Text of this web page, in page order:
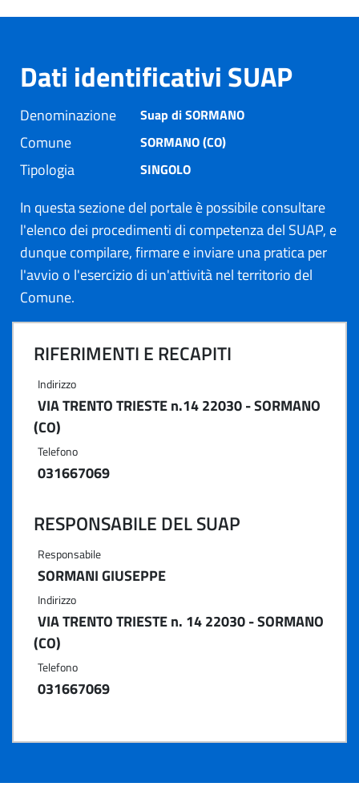
Dati identificativi SUAP
Denominazione Suap di SORMANO
Comune SORMANO (CO)
Tipologia SINGOLO
In questa sezione del portale è possibile consultare
l'elenco dei procedimenti di competenza del SUAP, e
dunque compilare, firmare e inviare una pratica per
l'avvio o l'esercizio di un'attività nel territorio del
Comune.
RIFERIMENTI E RECAPITI
Indirizzo
VIA TRENTO TRIESTE n.14 22030 - SORMANO
(CO)
Telefono
031667069
RESPONSABILE DEL SUAP
Responsabile
SORMANI GIUSEPPE
Indirizzo
VIA TRENTO TRIESTE n. 14 22030 - SORMANO
(CO)
Telefono
031667069